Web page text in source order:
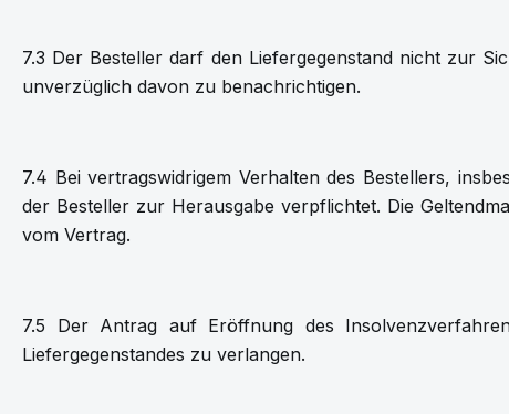
7.3 Der Besteller darf den Liefergegenstand nicht zur
unverzüglich davon zu benachrichtigen.
7.4 Bei vertragswidrigem Verhalten des Bestellers,
der Besteller zur Herausgabe verpflichtet. Die
vom Vertrag.
7.5 Der Antrag auf Eröffnung des
Liefergegenstandes zu verlangen.